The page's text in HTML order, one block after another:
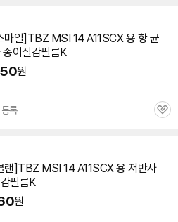
마일]TBZ MSI 14 A11SCX 용 항 균
종이질감필름K
원
록
관
랜]TBZ MSI 14 A11SCX 용 저반사
필름K
원